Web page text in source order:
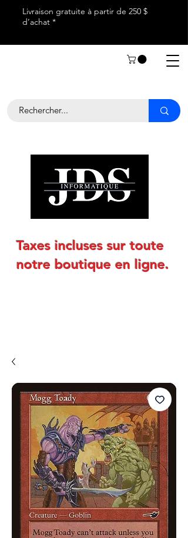
Livraison gratuite à partir de 250 $
d’achat *
Taxes incluses sur toute
notre boutique en ligne.